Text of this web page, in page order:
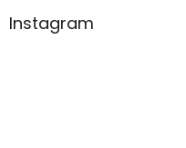
Instagram